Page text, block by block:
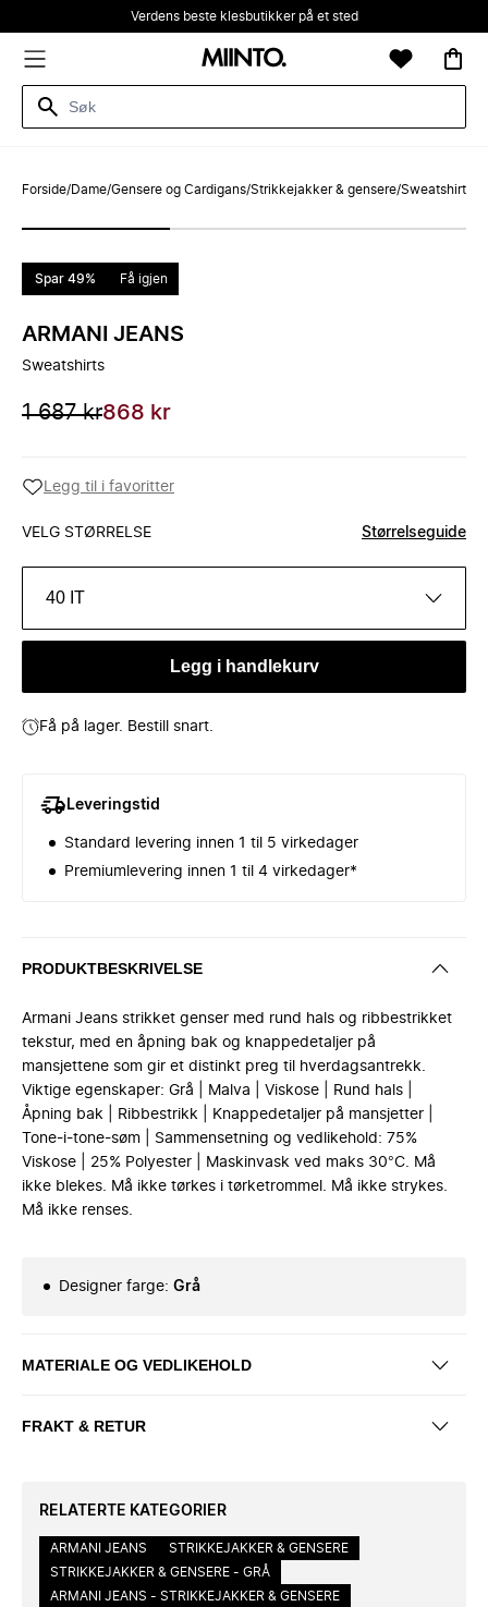
Verdens beste klesbutikker på et sted
Forside/Dame/Gensere og Cardigans/Strikkejakker & gensere/Sweatshirts
Spar 49% Få igjen
ARMANI JEANS
Sweatshirts
1 687 kr868 kr
Legg til i favoritter
VELG STØRRELSE Størrelseguide
40 IT
Legg i handlekurv
Få på lager. Bestill snart.
Leveringstid
Standard levering innen 1 til 5 virkedager
Premiumlevering innen 1 til 4 virkedager*
PRODUKTBESKRIVELSE
Armani Jeans strikket genser med rund hals og ribbestrikket
tekstur, med en åpning bak og knappedetaljer på
mansjettene som gir et distinkt preg til hverdagsantrekk.
Viktige egenskaper: Grå | Malva | Viskose | Rund hals |
Åpning bak | Ribbestrikk | Knappedetaljer på mansjetter |
Tone-i-tone-søm | Sammensetning og vedlikehold: 75%
Viskose | 25% Polyester | Maskinvask ved maks 30°C. Må
ikke blekes. Må ikke tørkes i tørketrommel. Må ikke strykes.
Må ikke renses.
Designer farge: Grå
MATERIALE OG VEDLIKEHOLD
FRAKT & RETUR
RELATERTE KATEGORIER
ARMANI JEANS
STRIKKEJAKKER & GENSERE
STRIKKEJAKKER & GENSERE - GRÅ
ARMANI JEANS - STRIKKEJAKKER & GENSERE